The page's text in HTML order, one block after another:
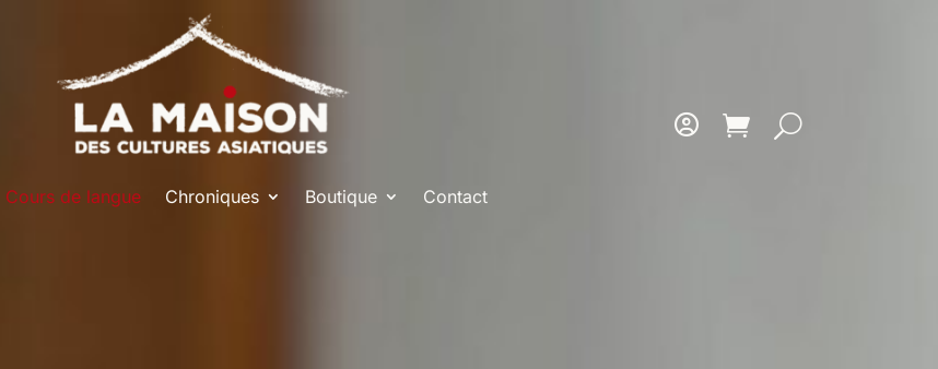
Cours de langue Chroniques Boutique Contact